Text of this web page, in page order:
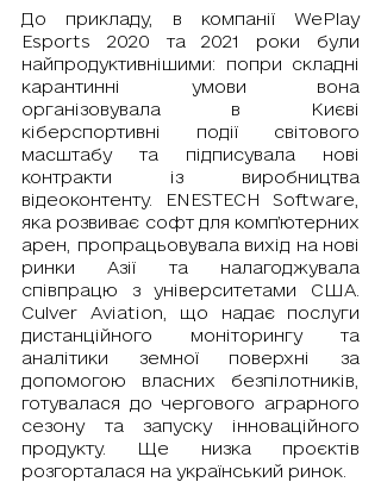
До прикладу, в компанії WePlay
Esports 2020 та 2021 роки були
найпродуктивнішими: попри складні
карантинні умови вона
організовувала в Києві
кіберспортивні події світового
масштабу та підписувала нові
контракти із виробництва
відеоконтенту. ENESTECH Software,
яка розвиває софт для комп’ютерних
арен, пропрацьовувала вихід на нові
ринки Азії та налагоджувала
співпрацю з університетами США.
Сulver Aviation, що надає послуги
дистанційного моніторингу та
аналітики земної поверхні за
допомогою власних безпілотників,
готувалася до чергового аграрного
сезону та запуску інноваційного
продукту. Ще низка проєктів
розгорталася на український ринок.